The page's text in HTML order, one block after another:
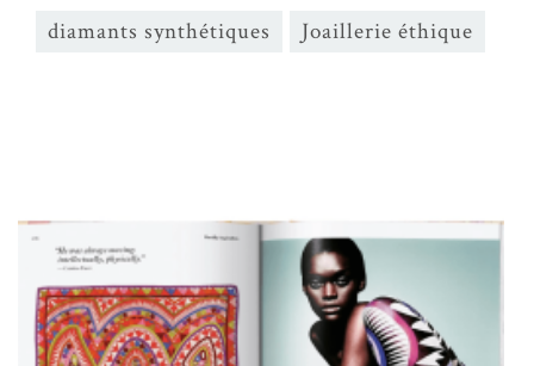
diamants synthétiques Joaillerie éthique